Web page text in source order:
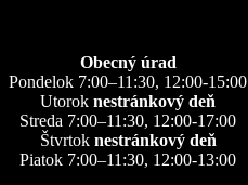
Obecný úrad
Pondelok 7:00–11:30, 12:00-15:00
Utorok nestránkový deň
Streda 7:00–11:30, 12:00-17:00
Štvrtok nestránkový deň
Piatok 7:00–11:30, 12:00-13:00